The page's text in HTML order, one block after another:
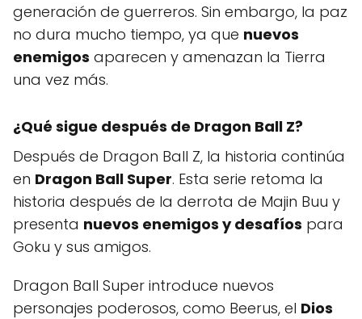
generación de guerreros. Sin embargo, la paz
no dura mucho tiempo, ya que nuevos
enemigos aparecen y amenazan la Tierra
una vez más.
¿Qué sigue después de Dragon Ball Z?
Después de Dragon Ball Z, la historia continúa
en Dragon Ball Super. Esta serie retoma la
historia después de la derrota de Majin Buu y
presenta nuevos enemigos y desafíos para
Goku y sus amigos.
Dragon Ball Super introduce nuevos
personajes poderosos, como Beerus, el Dios